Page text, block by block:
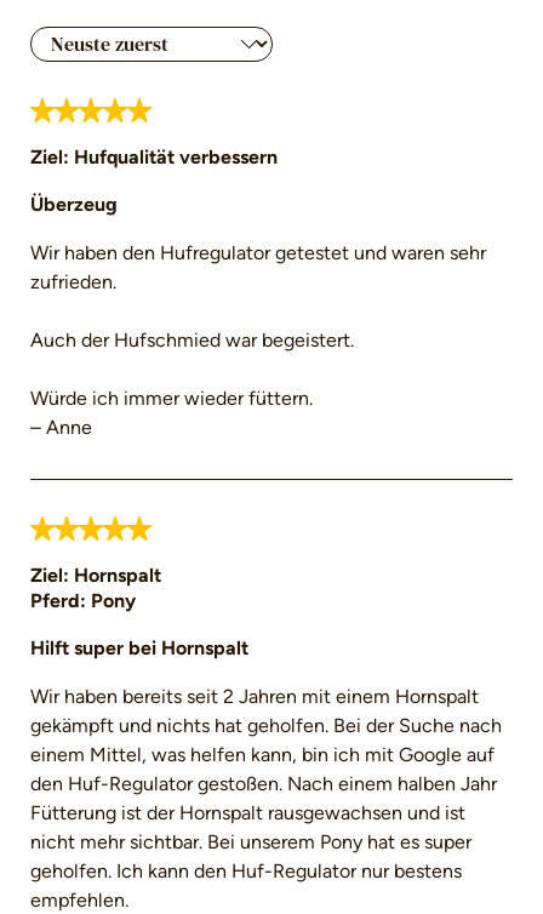
Bewertung mit 5 von 5 Sternen
Ziel: Hufqualität verbessern
Überzeug
Wir haben den Hufregulator getestet und waren sehr
zufrieden.
Auch der Hufschmied war begeistert.
Würde ich immer wieder füttern.
– Anne
Bewertung mit 5 von 5 Sternen
Ziel: Hornspalt
Pferd: Pony
Hilft super bei Hornspalt
Wir haben bereits seit 2 Jahren mit einem Hornspalt
gekämpft und nichts hat geholfen. Bei der Suche nach
einem Mittel, was helfen kann, bin ich mit Google auf
den Huf-Regulator gestoßen. Nach einem halben Jahr
Fütterung ist der Hornspalt rausgewachsen und ist
nicht mehr sichtbar. Bei unserem Pony hat es super
geholfen. Ich kann den Huf-Regulator nur bestens
empfehlen.